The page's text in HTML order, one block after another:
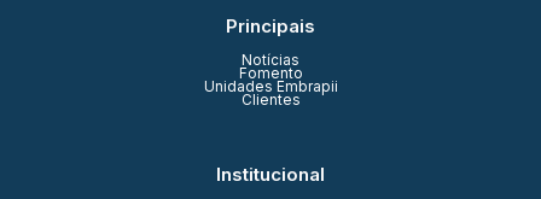
Principais
Notícias
Fomento
Unidades Embrapii
Clientes
Institucional